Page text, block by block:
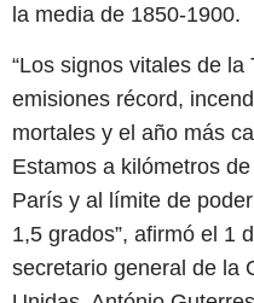
la media de 1850-1900.
“Los signos vitales de
emisiones récord,
mortales y el año más
Estamos a kilómetros
París y al límite de
1,5 grados”, afirmó el 1
secretario general de la